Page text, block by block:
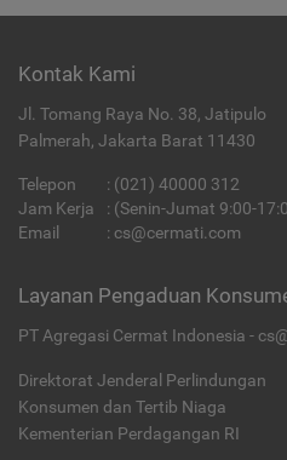
Kontak Kami
Jl. Tomang Raya No. 38, Jatipulo
Palmerah, Jakarta Barat 11430
Telepon : (021) 40000 312
Jam Kerja
: (Senin-Jumat 9:00-
Email
: cs@cermati.com
Layanan Pengaduan
PT Agregasi Cermat Indonesia -
Direktorat Jenderal Perlindungan
Konsumen dan Tertib Niaga
Kementerian Perdagangan RI